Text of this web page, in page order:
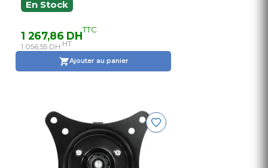
En Stock
1 267,86 DHTTC
1 056,55 DH HT
Ajouter au panier